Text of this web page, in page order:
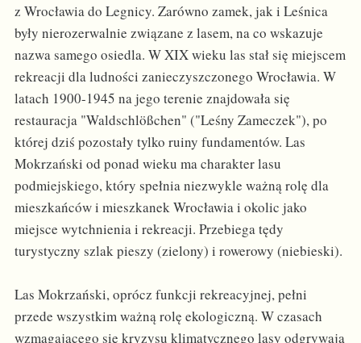
z Wrocławia do Legnicy. Zarówno zamek, jak i Leśnica
były nierozerwalnie związane z lasem, na co wskazuje
nazwa samego osiedla. W XIX wieku las stał się miejscem
rekreacji dla ludności zanieczyszczonego Wrocławia. W
latach 1900-1945 na jego terenie znajdowała się
restauracja "Waldschlößchen" ("Leśny Zameczek"), po
której dziś pozostały tylko ruiny fundamentów. Las
Mokrzański od ponad wieku ma charakter lasu
podmiejskiego, który spełnia niezwykle ważną rolę dla
mieszkańców i mieszkanek Wrocławia i okolic jako
miejsce wytchnienia i rekreacji. Przebiega tędy
turystyczny szlak pieszy (zielony) i rowerowy (niebieski).
Las Mokrzański, oprócz funkcji rekreacyjnej, pełni
przede wszystkim ważną rolę ekologiczną. W czasach
wzmagającego się kryzysu klimatycznego lasy odgrywają